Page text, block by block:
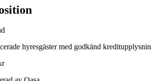
hyresgäster med godkänd